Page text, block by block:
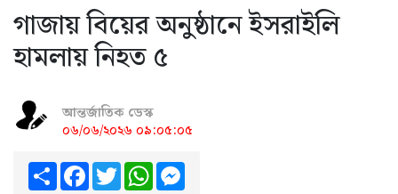
গাজায় বিয়ের অনুষ্ঠানে ইসরাইলি
হামলায় নিহত ৫
আন্তর্জাতিক ডেস্ক
০৬/০৬/২০২৬ ০৯:০৫:০৫
ShareFacebook
TwitterWhatsApp